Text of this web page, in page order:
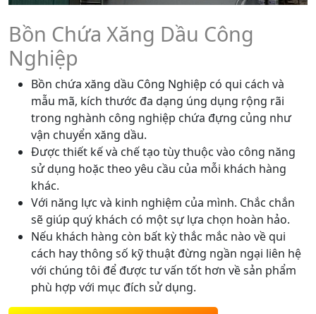
Bồn Chứa Xăng Dầu Công
Nghiệp
Bồn chứa xăng dầu Công Nghiệp có qui cách và
mẫu mã, kích thước đa dạng úng dụng rộng rãi
trong nghành công nghiệp chứa đựng củng như
vận chuyển xăng dầu.
Được thiết kế và chế tạo tùy thuộc vào công năng
sử dụng hoặc theo yêu cầu của mỗi khách hàng
khác.
Với năng lực và kinh nghiệm của mình. Chắc chắn
sẽ giúp quý khách có một sự lựa chọn hoàn hảo.
Nếu khách hàng còn bất kỳ thắc mắc nào về qui
cách hay thông số kỹ thuật đừng ngần ngại liên hệ
với chúng tôi để được tư vấn tốt hơn về sản phẩm
phù hợp với mục đích sử dụng.